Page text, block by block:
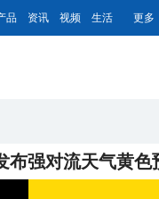
品 资讯 视频 生活 更多
布强对流天气黄色